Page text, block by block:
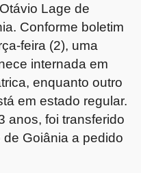
Lage de
Conforme boletim
feira (2), uma
internada em
enquanto outro
em estado regular.
anos, foi transferido
Goiânia a pedido